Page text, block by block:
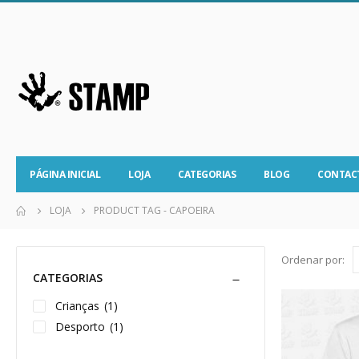
PÁGINA INICIAL LOJA CATEGORIAS BLOG
LOJA PRODUCT TAG - CAPOEIRA
Ordenar por:
CATEGORIAS
Crianças (1)
Desporto (1)